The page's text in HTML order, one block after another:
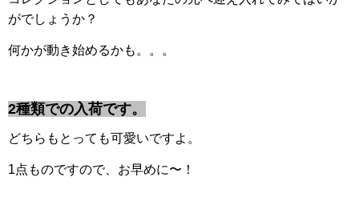
がでしょうか？
何かが動き始めるかも。。。
2種類での入荷です。
どちらもとっても可愛いですよ。
1点ものですので、お早めに〜！